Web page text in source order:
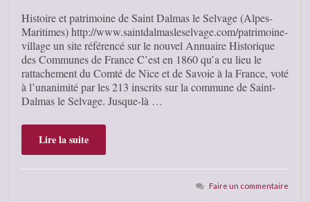
Histoire et patrimoine de Saint Dalmas le Selvage (Alpes-
Maritimes) http://www.saintdalmasleselvage.com/patrimoine-
village un site référencé sur le nouvel Annuaire Historique
des Communes de France C’est en 1860 qu’a eu lieu le
rattachement du Comté de Nice et de Savoie à la France, voté
à l’unanimité par les 213 inscrits sur la commune de Saint-
Dalmas le Selvage. Jusque-là …
Lire la suite
Faire un commentaire